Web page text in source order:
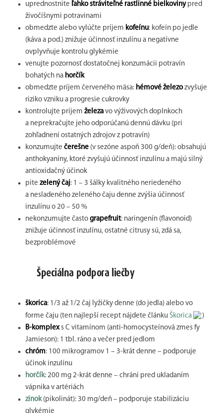
uprednostnite ľahko stráviteľné rastlinné bielkovinypred
živočíšnymi potravinami
obmedzte alebo vylúčte príjem kofeínu: kofeín po jedle
(káva a pod.) znižuje účinnosť inzulínu a negatívne
ovplyvňuje kontrolu glykémie
venujte pozornosť dostatočnej konzumácii potravín
bohatých na horčík
obmedzte príjem červeného mäsa: hémové železozvyšuje
riziko vzniku a progresie cukrovky
kontrolujte príjem železa vo výživových doplnkoch
a neprekračujte jeho odporúčanú dennú dávku (pri
zohľadnení ostatných zdrojov z potravín)
konzumujte čerešne (v sezóne aspoň 300 g/deň): obsahujú
anthokyaníny, ktoré zvyšujú účinnosť inzulínu a majú silný
antioxidačný účinok
pite zelený čaj: 1 – 3 šálky kvalitného neriedeného
a nesladeného zeleného čaju denne zvýšia účinnosť
inzulínu o 20 – 50 %
nekonzumujte často grapefruit: naringenín (flavonoid)
znižuje účinnosť inzulínu, ostatné citrusy sú, zdá sa,
bezproblémové
Špeciálna podpora liečby
škorica: 1/3 až 1/2 čaj lyžičky denne (do jedla) alebo vo
forme čaju (ten najlepší recept nájdete článku Škorica
)
B-komplexs C vitamínom (anti-homocysteínová zmes fy
Jamieson): 1 tbl. ráno a večer pred jedlom
chróm: 100 mikrogramov 1 – 3-krát denne – podporuje
účinok inzulínu
horčík: 200 mg 2-krát denne – chráni pred ukladaním
vápnika v artériách
zinok (pikolinát): 30 mg/deň – podporuje stabilizáciu
glykémie